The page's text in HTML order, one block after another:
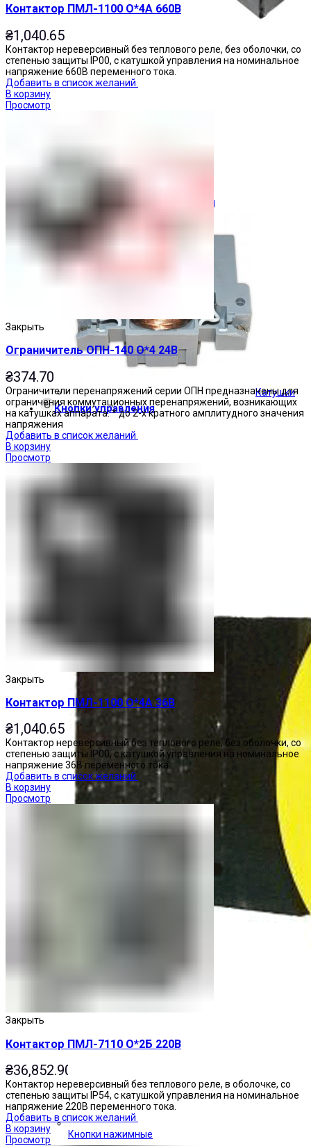
Ограничители перенапряжения
Катушки
Кнопки управления
Кнопки нажимные
Контактор ПМЛ-1100 О*4А 660В
₴1,040.65
Контактор нереверсивный без теплового реле, без оболочки, со
степенью защиты IP00, с катушкой управления на номинальное
напряжение 660В переменного тока.
Добавить в список желаний
В корзину
Просмотр
Закрыть
Ограничитель ОПН-140 О*4 24В
₴374.70
Ограничители перенапряжений серии ОПН предназначены для
ограничения коммутационных перенапряжений, возникающих
на катушках аппарата: * до 2-х кратного амплитудного значения
напряжения
Добавить в список желаний
В корзину
Просмотр
Закрыть
Контактор ПМЛ-1100 О*4А 36В
₴1,040.65
Контактор нереверсивный без теплового реле, без оболочки, со
степенью защиты IP00, с катушкой управления на номинальное
напряжение 36В переменного тока.
Добавить в список желаний
В корзину
Просмотр
Закрыть
Контактор ПМЛ-7110 О*2Б 220В
₴36,852.90
Контактор нереверсивный без теплового реле, в оболочке, со
степенью защиты IP54, с катушкой управления на номинальное
напряжение 220В переменного тока.
Добавить в список желаний
В корзину
Просмотр